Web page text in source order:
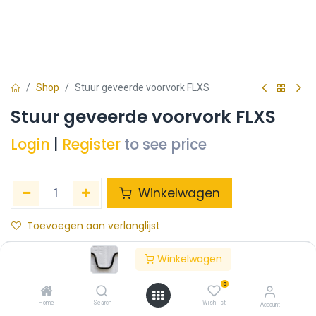
Winkelwagen
Home Search
0
Wishlist Account
Shop Stuur geveerde voorvork FLXS
Stuur geveerde voorvork FLXS
Login Register to see price
Winkelwagen
Toevoegen aan verlanglijst
Share :
Terms and Conditions :